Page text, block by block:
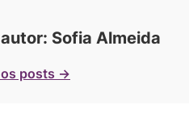
Sofia Almeida
posts →